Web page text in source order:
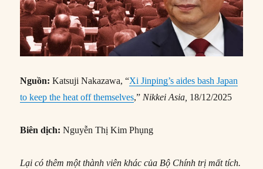
Nguồn: Katsuji Nakazawa, “Xi Jinping’s aides bash Japan
to keep the heat off themselves,”Nikkei Asia, 18/12/2025
Biên dịch:Nguyễn Thị Kim Phụng
Lại có thêm một thành viên khác của Bộ Chính trị mất tích.